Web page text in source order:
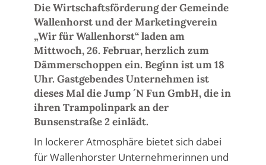
Die Wirtschaftsförderung der Gemeinde
Wallenhorst und der Marketingverein
„Wir für Wallenhorst“ laden am
Mittwoch, 26. Februar, herzlich zum
Dämmerschoppen ein. Beginn ist um 18
Uhr. Gastgebendes Unternehmen ist
dieses Mal die Jump ´N Fun GmbH, die in
ihren Trampolinpark an der
Bunsenstraße 2 einlädt.
In lockerer Atmosphäre bietet sich dabei
für Wallenhorster Unternehmerinnen und